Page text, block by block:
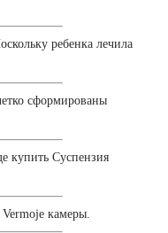
ребенка лечила
сформированы
купить Суспензия
камеры.